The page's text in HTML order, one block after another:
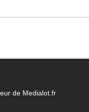
de Medialot.fr